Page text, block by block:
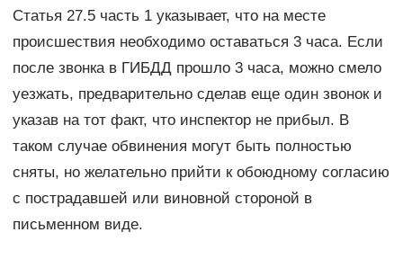
Статья 27.5 часть 1 указывает, что на месте
происшествия необходимо оставаться 3 часа. Если
после звонка в ГИБДД прошло 3 часа, можно смело
уезжать, предварительно сделав еще один звонок и
указав на тот факт, что инспектор не прибыл. В
таком случае обвинения могут быть полностью
сняты, но желательно прийти к обоюдному согласию
с пострадавшей или виновной стороной в
письменном виде.